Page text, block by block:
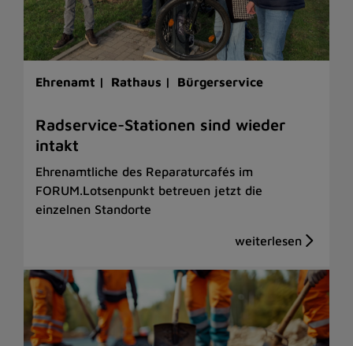
Ehrenamt | Rathaus | Bürgerservice
Radservice-Stationen sind wieder
intakt
Ehrenamtliche des Reparaturcafés im
FORUM.Lotsenpunkt betreuen jetzt die
einzelnen Standorte